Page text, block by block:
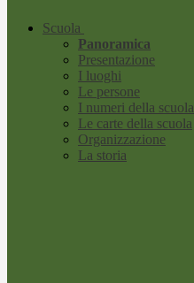
Scuola
Panoramica
Presentazione
I luoghi
Le persone
I numeri della scuola
Le carte della scuola
Organizzazione
La storia